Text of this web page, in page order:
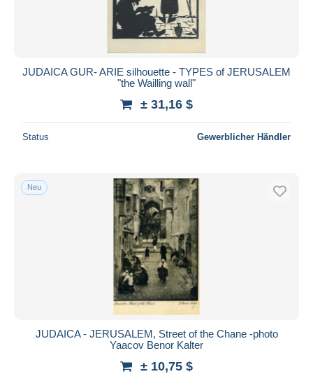
JUDAICA GUR- ARIE silhouette - TYPES of JERUSALEM
"the Wailling wall"
± 31,16 $
Status Gewerblicher Händler
Neu
JUDAICA - JERUSALEM, Street of the Chane -photo
Yaacov Benor Kalter
± 10,75 $